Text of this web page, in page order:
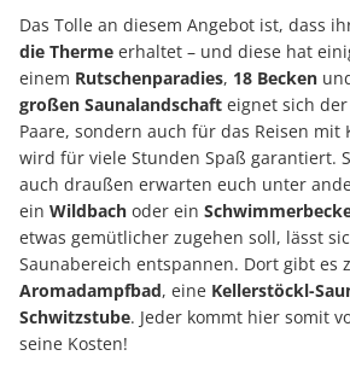
Das Tolle an diesem Angebot ist, dass
die Therme erhaltet – und diese hat
einem Rutschenparadies, 18 Becken
großen Saunalandschaft eignet sich
Paare, sondern auch für das Reisen
wird für viele Stunden Spaß garantiert.
auch draußen erwarten euch unter
ein Wildbach oder ein
etwas gemütlicher zugehen soll, lässt
Saunabereich entspannen. Dort gibt es
Aromadampfbad, eine Kellerstöckl-
Schwitzstube. Jeder kommt hier somit
seine Kosten!